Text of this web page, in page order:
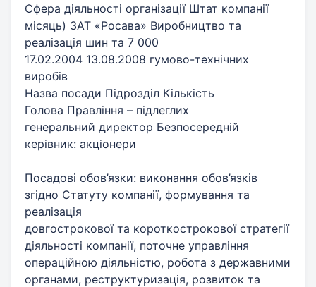
Сфера діяльності організації Штат компанії
місяць) ЗАТ «Росава» Виробництво та
реалізація шин та 7 000
17.02.2004 13.08.2008 гумово-технічних
виробів
Назва посади Підрозділ Кількість
Голова Правління – підлеглих
генеральний директор Безпосередній
керівник: акціонери
Посадові обов’язки: виконання обов’язків
згідно Статуту компанії, формування та
реалізація
довгострокової та короткострокової стратегії
діяльності компанії, поточне управління
операційною діяльністю, робота з державними
органами, реструктуризація, розвиток та